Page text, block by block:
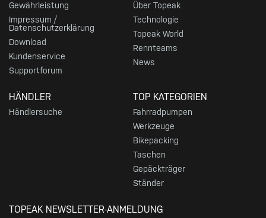
Gewährleistung
Impressum /
Datenschutzerklärung
Download
Kundenservice
Supportforum
Über Topeak
Technologie
Topeak World
Rennteams
News
HÄNDLER
Händlersuche
TOP KATEGORIEN
Fahrradpumpen
Werkzeuge
Bikepacking
Taschen
Gepäckträger
Ständer
TOPEAK NEWSLETTER-ANMELDUNG